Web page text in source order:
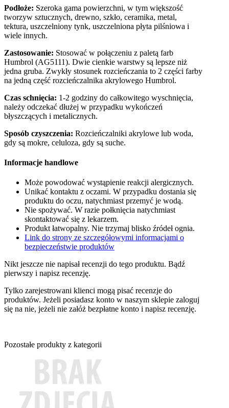
Podłoże: Szeroka gama powierzchni, w tym większość
tworzyw sztucznych, drewno, szkło, ceramika, metal,
tektura, uszczelniony tynk, uszczelniona płyta pilśniowa i
wiele innych.
Zastosowanie: Stosować w połączeniu z paletą farb
Humbrol (AG5111). Dwie cienkie warstwy są lepsze niż
jedna gruba. Zwykły stosunek rozcieńczania to 2 części farby
na jedną część rozcieńczalnika akrylowego Humbrol.
Czas schnięcia: 1-2 godziny do całkowitego wyschnięcia,
należy odczekać dłużej w przypadku wykończeń
błyszczących i metalicznych.
Sposób czyszczenia: Rozcieńczalniki akrylowe lub woda,
gdy są mokre, celuloza, gdy są suche.
Informacje handlowe
Może powodować wystąpienie reakcji alergicznych.
Unikać kontaktu z oczami. W przypadku dostania się
produktu do oczu, natychmiast przemyć je wodą.
Nie spożywać. W razie połknięcia natychmiast
skontaktować się z lekarzem.
Produkt łatwopalny. Nie trzymaj blisko źródeł ognia.
Link do strony ze szczegółowymi informacjami o
bezpieczeństwie produktów
Nikt jeszcze nie napisał recenzji do tego produktu. Bądź
pierwszy i napisz recenzję.
Tylko zarejestrowani klienci mogą pisać recenzje do
produktów. Jeżeli posiadasz konto w naszym sklepie zaloguj
się na nie, jeżeli nie załóż bezpłatne konto i napisz recenzję.
Pozostałe produkty z kategorii